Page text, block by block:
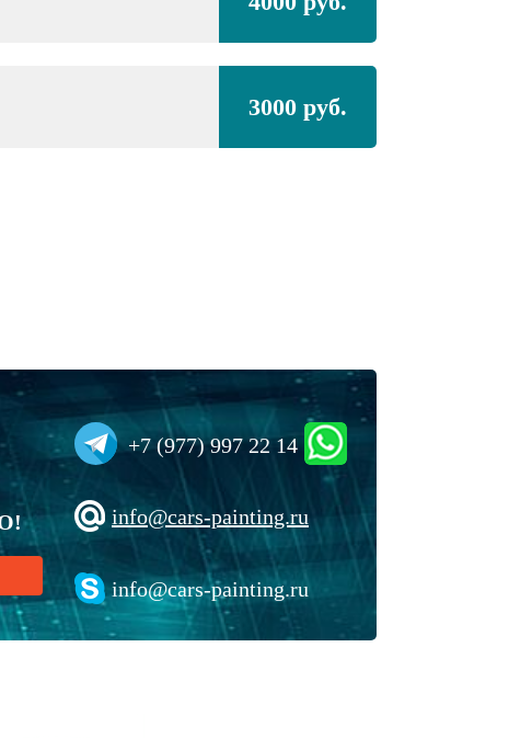
3000 руб.
+7 (977) 997 22 14
info@cars-painting.ru
info@cars-painting.ru